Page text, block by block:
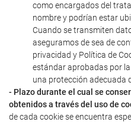
como encargados del
nombre y podrían estar
Cuando se transmiten
aseguramos de sea de
privacidad y Política de
estándar aprobadas por
una protección adecuada
- Plazo durante el cual se
obtenidos a través del uso de
de cada cookie se encuentra